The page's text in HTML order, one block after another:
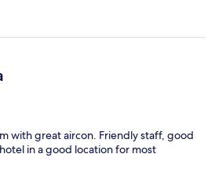
with great aircon. Friendly staff, good
in a good location for most